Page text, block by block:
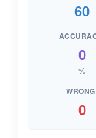
60
0
%
0